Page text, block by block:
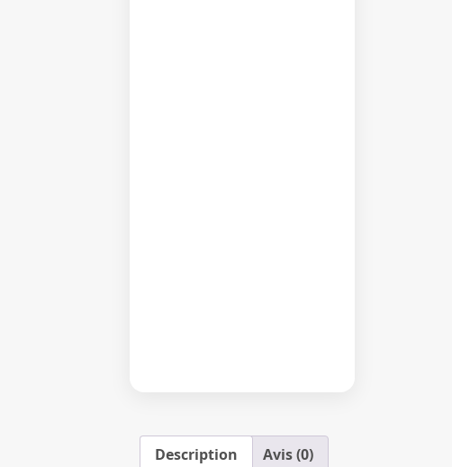
Description Avis (0)